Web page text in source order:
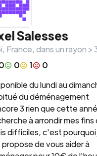
Salesses
, France, dans un rayon >
0 1
0
du lundi au
du déménagement
3 rien que cette
à arrondir mes fins
difficiles, c'est pourquoi
propose de vous aider à